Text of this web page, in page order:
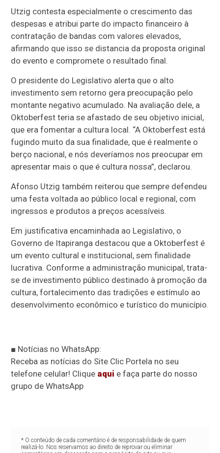
Utzig contesta especialmente o crescimento das
despesas e atribui parte do impacto financeiro à
contratação de bandas com valores elevados,
afirmando que isso se distancia da proposta original
do evento e compromete o resultado final.
O presidente do Legislativo alerta que o alto
investimento sem retorno gera preocupação pelo
montante negativo acumulado. Na avaliação dele, a
Oktoberfest teria se afastado de seu objetivo inicial,
que era fomentar a cultura local. “A Oktoberfest está
fugindo muito da sua finalidade, que é realmente o
berço nacional, e nós deveríamos nos preocupar em
apresentar mais o que é cultura nossa”, declarou.
Afonso Utzig também reiterou que sempre defendeu
uma festa voltada ao público local e regional, com
ingressos e produtos a preços acessíveis.
Em justificativa encaminhada ao Legislativo, o
Governo de Itapiranga destacou que a Oktoberfest é
um evento cultural e institucional, sem finalidade
lucrativa. Conforme a administração municipal, trata-
se de investimento público destinado à promoção da
cultura, fortalecimento das tradições e estímulo ao
desenvolvimento econômico e turístico do município.
■ Notícias no WhatsApp:
Receba as notícias do Site Clic Portela no seu
telefone celular! Clique aqui e faça parte do nosso
grupo de WhatsApp
* O conteúdo de cada comentário é de responsabilidade de quem
realizá-lo. Nos reservamos ao direito de reprovar ou eliminar